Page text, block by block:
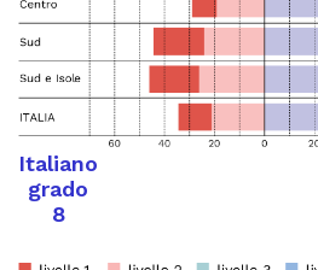
Italiano
grado
8